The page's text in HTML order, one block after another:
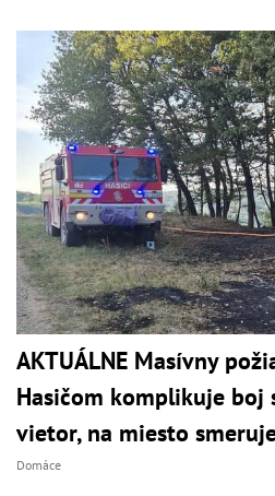
AKTUÁLNE Masívny
Hasičom komplikuje boj
vietor, na miesto
Domáce